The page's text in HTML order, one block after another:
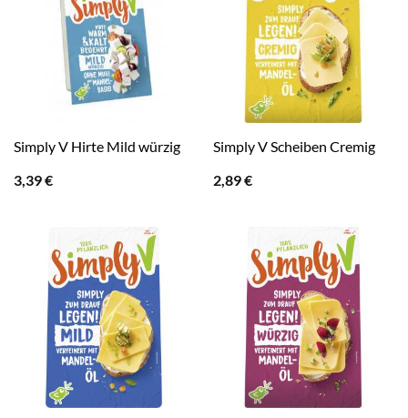
Simply V Hirte Mild würzig
3,39€
Simply V Scheiben Cremig
2,89€